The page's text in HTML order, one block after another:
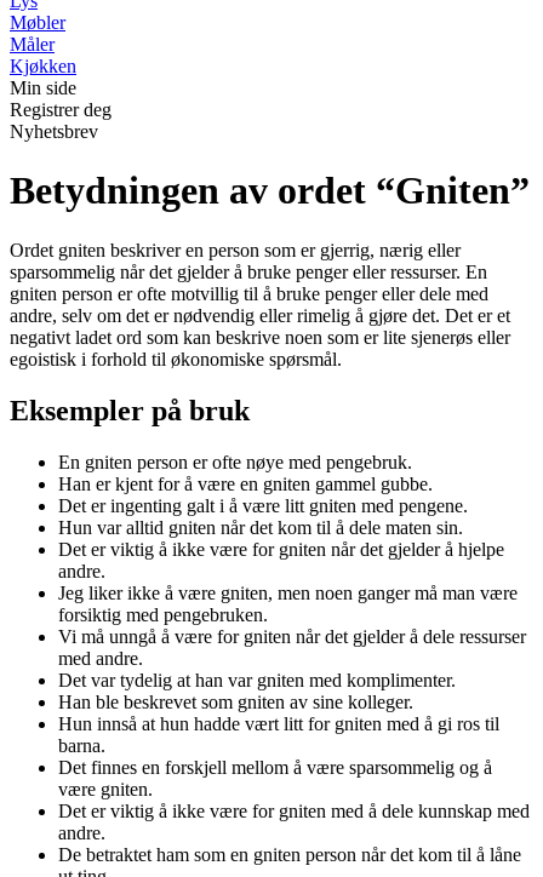
Møbler
Måler
Kjøkken
Min side
Registrer deg
Nyhetsbrev
Betydningen av ordet “Gniten”
Ordet gniten beskriver en person som er gjerrig, nærig eller
sparsommelig når det gjelder å bruke penger eller ressurser. En
gniten person er ofte motvillig til å bruke penger eller dele med
andre, selv om det er nødvendig eller rimelig å gjøre det. Det er et
negativt ladet ord som kan beskrive noen som er lite sjenerøs eller
egoistisk i forhold til økonomiske spørsmål.
Eksempler på bruk
En gniten person er ofte nøye med pengebruk.
Han er kjent for å være en gniten gammel gubbe.
Det er ingenting galt i å være litt gniten med pengene.
Hun var alltid gniten når det kom til å dele maten sin.
Det er viktig å ikke være for gniten når det gjelder å hjelpe
andre.
Jeg liker ikke å være gniten, men noen ganger må man være
forsiktig med pengebruken.
Vi må unngå å være for gniten når det gjelder å dele ressurser
med andre.
Det var tydelig at han var gniten med komplimenter.
Han ble beskrevet som gniten av sine kolleger.
Hun innså at hun hadde vært litt for gniten med å gi ros til
barna.
Det finnes en forskjell mellom å være sparsommelig og å
være gniten.
Det er viktig å ikke være for gniten med å dele kunnskap med
andre.
De betraktet ham som en gniten person når det kom til å låne